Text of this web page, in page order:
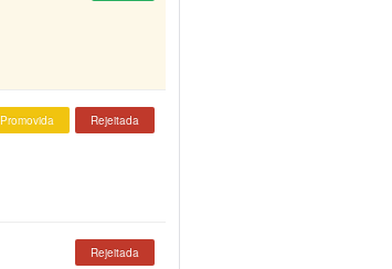
Promovida Rejeitada
Rejeitada